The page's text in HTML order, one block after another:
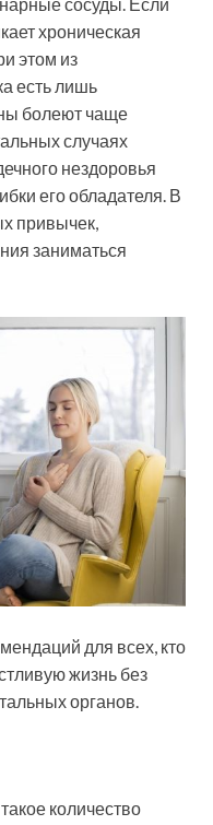
сосуды. Если
хроническая
этом из
есть лишь
болеют чаще
случаях
нездоровья
его обладателя. В
привычек,
заниматься
для всех, кто
жизнь без
органов.
количество